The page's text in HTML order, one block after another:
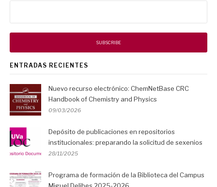
ENTRADAS RECIENTES
Nuevo recurso electrónico: ChemNetBase CRC
Handbook of Chemistry and Physics
09/03/2026
Depósito de publicaciones en repositorios
institucionales: preparando la solicitud de sexenios
28/11/2025
Programa de formación de la Biblioteca del Campus